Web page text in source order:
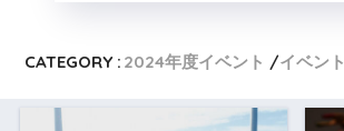
CATEGORY : 2024年度イベント イベント